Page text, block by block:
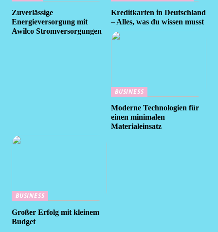
Zuverlässige
Energieversorgung mit
Awilco Stromversorgungen
Kreditkarten in Deutschland
– Alles, was du wissen musst
BUSINESS
Moderne Technologien für
einen minimalen
Materialeinsatz
BUSINESS
Großer Erfolg mit kleinem
Budget